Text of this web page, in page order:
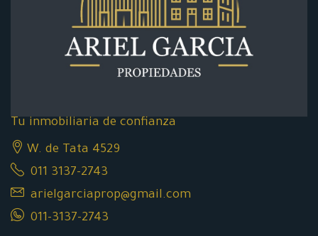
Tu inmobiliaria de confianza
W. de Tata 4529
011 3137-2743
arielgarciaprop@gmail.com
011-3137-2743